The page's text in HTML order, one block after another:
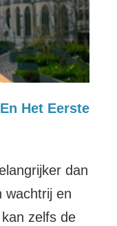
Het Eerste
dan
wachtrij en
zelfs de